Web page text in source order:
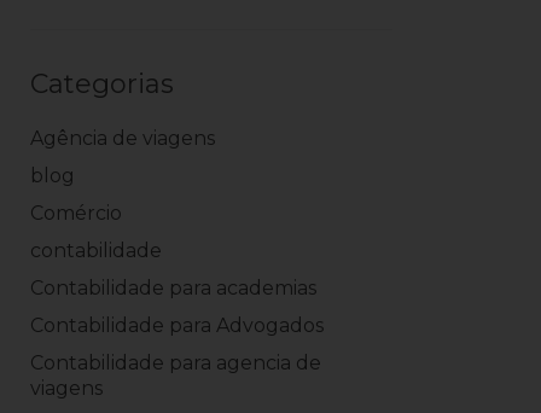
Categorias
Agência de viagens
blog
Comércio
contabilidade
Contabilidade para academias
Contabilidade para Advogados
Contabilidade para agencia de
viagens